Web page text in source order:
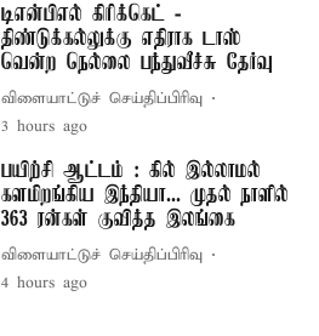
டிஎன்பிஎல் கிரிக்கெட் -
திண்டுக்கல்லுக்கு எதிராக டாஸ்
வென்ற நெல்லை பந்துவீச்சு தேர்வு
விளையாட்டுச் செய்திப்பிரிவு
3 hours ago
பயிற்சி ஆட்டம் : கில் இல்லாமல்
களமிறங்கிய இந்தியா... முதல் நாளில்
363 ரன்கள் குவித்த இலங்கை
விளையாட்டுச் செய்திப்பிரிவு
4 hours ago